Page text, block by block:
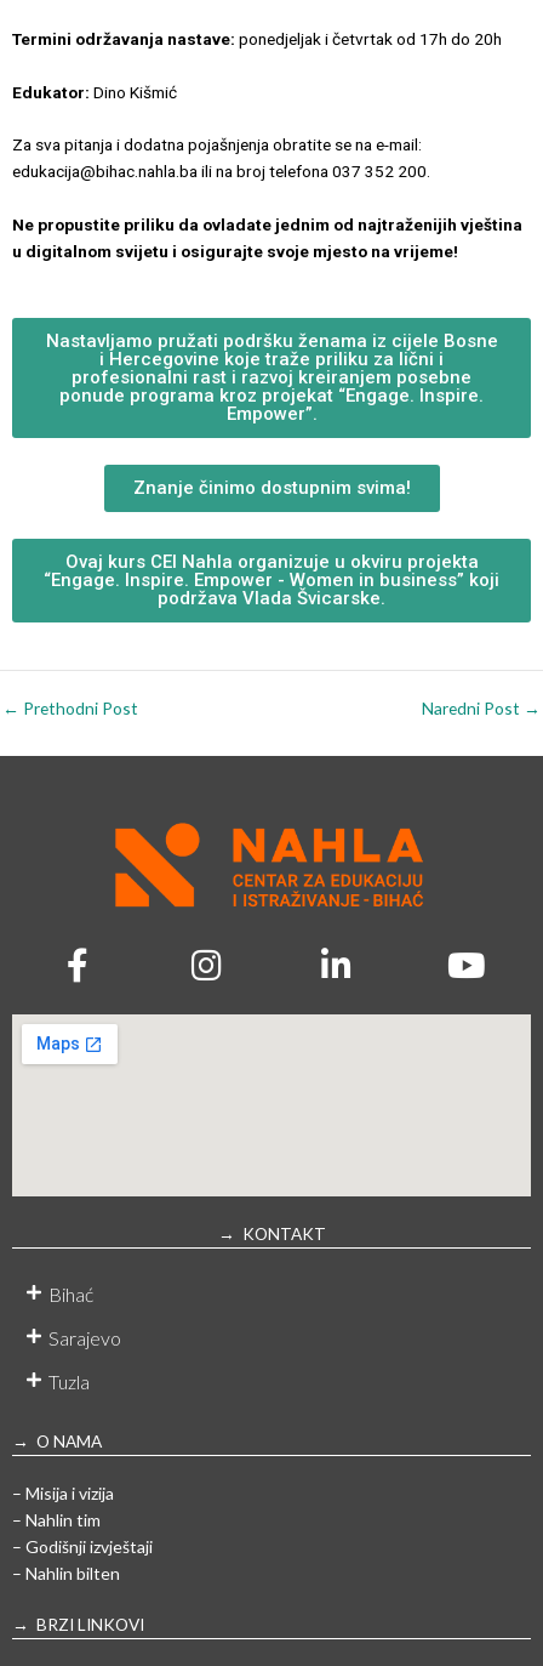
Termini održavanja nastave: ponedjeljak i četvrtak od 17h do 20h
Edukator: Dino Kišmić
Za sva pitanja i dodatna pojašnjenja obratite se na e-mail:
edukacija@bihac.nahla.ba ili na broj telefona 037 352 200.
Ne propustite priliku da ovladate jednim od najtraženijih vještina
u digitalnom svijetu i osigurajte svoje mjesto na vrijeme!
Nastavljamo pružati podršku ženama iz cijele Bosne
i Hercegovine koje traže priliku za lični i
profesionalni rast i razvoj kreiranjem posebne
ponude programa kroz projekat “Engage. Inspire.
Empower”.
Znanje činimo dostupnim svima!
Ovaj kurs CEI Nahla organizuje u okviru projekta
“Engage. Inspire. Empower - Women in business” koji
podržava Vlada Švicarske.
← Prethodni Post Naredni Post →
→ KONTAKT
Bihać
Sarajevo
Tuzla
→ O NAMA
– Misija i vizija
– Nahlin tim
– Godišnji izvještaji
– Nahlin bilten
→ BRZI LINKOVI